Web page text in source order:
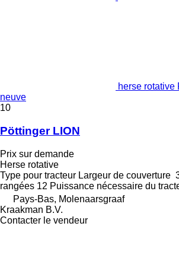
herse rotative
neuve
10
Pöttinger LION
Prix sur demande
Herse rotative
Type pour tracteur Largeur de couverture
rangées 12 Puissance nécessaire du
Pays-Bas, Molenaarsgraaf
Kraakman B.V.
Contacter le vendeur